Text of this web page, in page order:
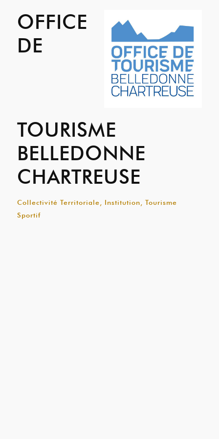
OFFICE
DE
TOURISME
BELLEDONNE
CHARTREUSE
Collectivité Territoriale, Institution, Tourisme
Sportif